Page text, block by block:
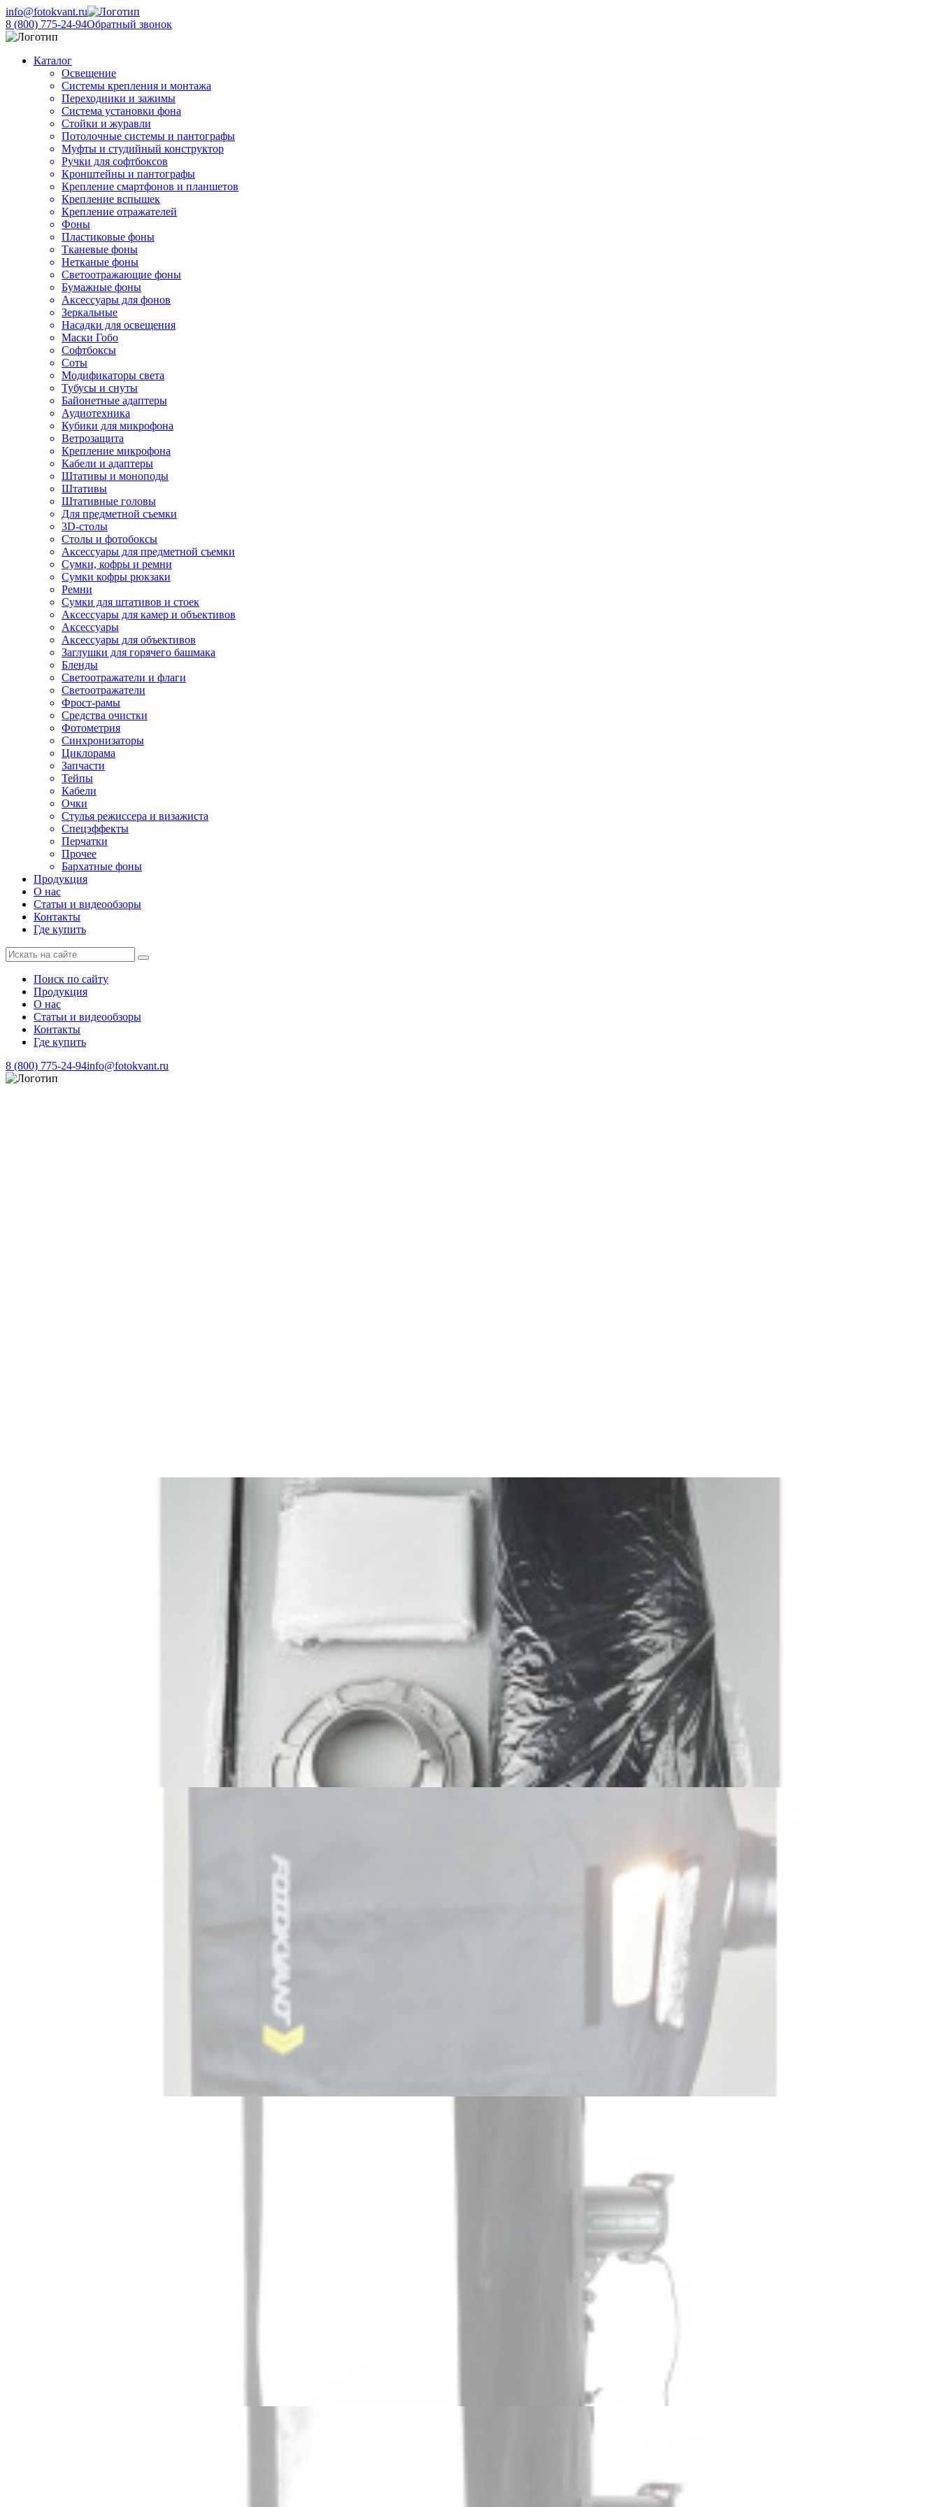
info@fotokvant.ru
8 (800) 775-24-94Обратный звонок
Каталог
Освещение
Системы крепления и монтажа
Переходники и зажимы
Система установки фона
Стойки и журавли
Потолочные системы и пантографы
Муфты и студийный конструктор
Ручки для софтбоксов
Кронштейны и пантографы
Крепление смартфонов и планшетов
Крепление вспышек
Крепление отражателей
Фоны
Пластиковые фоны
Тканевые фоны
Нетканые фоны
Светоотражающие фоны
Бумажные фоны
Аксессуары для фонов
Зеркальные
Насадки для освещения
Маски Гобо
Софтбоксы
Соты
Модификаторы света
Тубусы и снуты
Байонетные адаптеры
Аудиотехника
Кубики для микрофона
Ветрозащита
Крепление микрофона
Кабели и адаптеры
Штативы и моноподы
Штативы
Штативные головы
Для предметной съемки
3D-столы
Столы и фотобоксы
Аксессуары для предметной съемки
Сумки, кофры и ремни
Сумки кофры рюкзаки
Ремни
Сумки для штативов и стоек
Аксессуары для камер и объективов
Аксессуары
Аксессуары для объективов
Заглушки для горячего башмака
Бленды
Светоотражатели и флаги
Светоотражатели
Фрост-рамы
Средства очистки
Фотометрия
Синхронизаторы
Циклорама
Запчасти
Тейпы
Кабели
Очки
Стулья режиссера и визажиста
Спецэффекты
Перчатки
Прочее
Бархатные фоны
Продукция
О нас
Статьи и видеообзоры
Контакты
Где купить
Поиск по сайту
Продукция
О нас
Статьи и видеообзоры
Контакты
Где купить
8 (800) 775-24-94info@fotokvant.ru